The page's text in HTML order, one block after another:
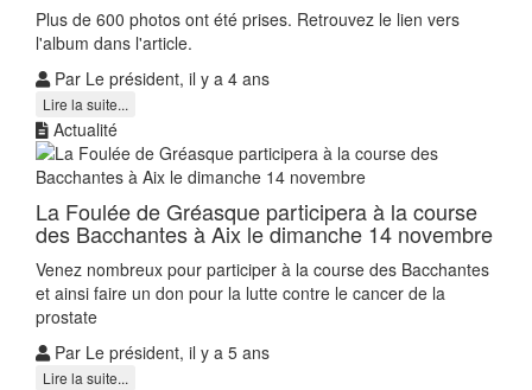
Plus de 600 photos ont été prises. Retrouvez le lien vers
l'album dans l'article.
Par Le président, il y a 4 ans
Lire la suite...
Actualité
La Foulée de Gréasque participera à la course
des Bacchantes à Aix le dimanche 14 novembre
Venez nombreux pour participer à la course des Bacchantes
et ainsi faire un don pour la lutte contre le cancer de la
prostate
Par Le président, il y a 5 ans
Lire la suite...